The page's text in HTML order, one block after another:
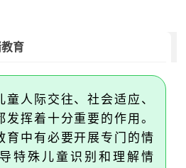
教育
人际交往、社会适应、
挥着十分重要的作用。
育中有必要开展专门的情
特殊儿童识别和理解情